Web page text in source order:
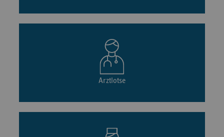
Arztlotse